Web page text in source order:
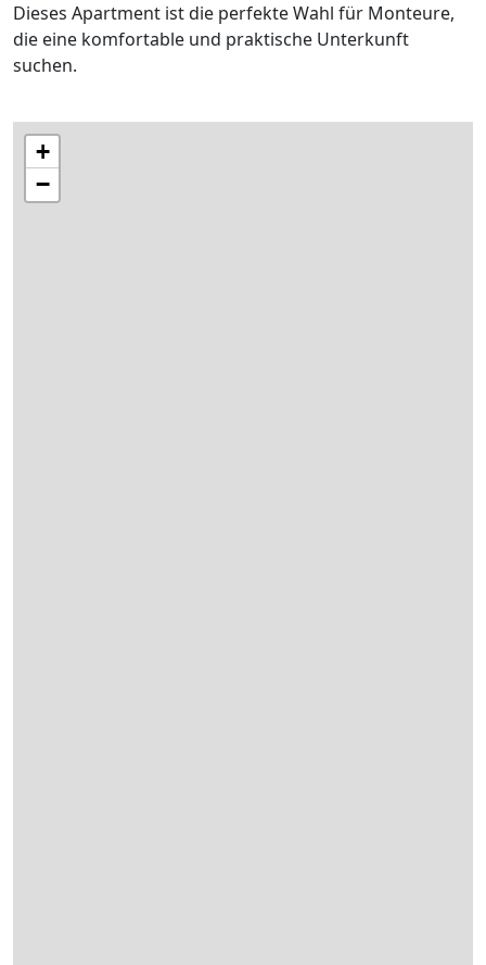
Dieses Apartment ist die perfekte Wahl für Monteure,
die eine komfortable und praktische Unterkunft
suchen.
+
−